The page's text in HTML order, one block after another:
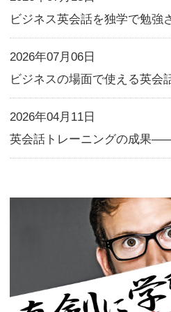
この記事の筆
KEC外語学